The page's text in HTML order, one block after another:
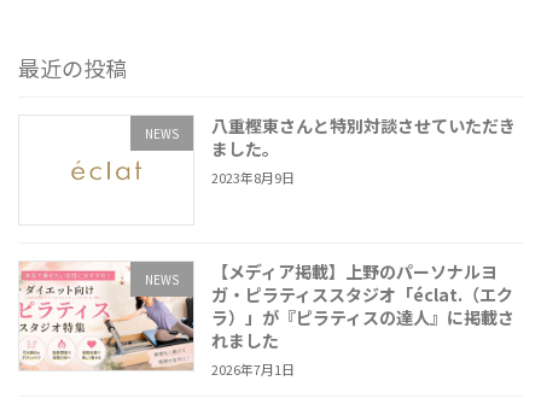
最近の投稿
NEWS
八重樫東さんと特別対談させていただき
ました。
2023年8月9日
NEWS
【メディア掲載】上野のパーソナルヨ
ガ・ピラティススタジオ「éclat.（エク
ラ）」が『ピラティスの達人』に掲載さ
れました
2026年7月1日